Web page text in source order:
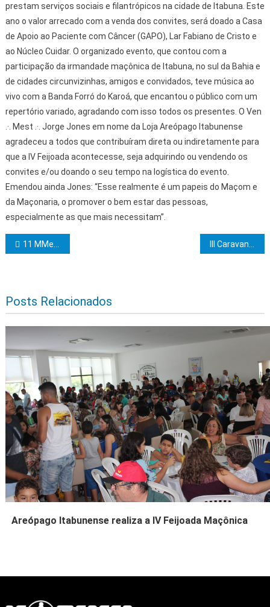
prestam serviços sociais e filantrópicos na cidade de Itabuna. Este
ano o valor arrecado com a venda dos convites, será doado a Casa
de Apoio ao Paciente com Câncer (GAPO), Lar Fabiano de Cristo e
ao Núcleo Cuidar. O organizado evento, que contou com a
participação da irmandade maçônica de Itabuna, no sul da Bahia e
de cidades circunvizinhas, amigos e convidados, teve música ao
vivo com a Banda Forró do Karoá, que encantou o público com um
repertório variado, agradando com isso todos os presentes. O Ven
.·. Mest .·. Jorge Jones em nome da Loja Areópago Itabunense
agradeceu a todos que contribuíram direta ou indiretamente para
que a IV Feijoada acontecesse, seja adquirindo ou vendendo os
convites e/ou doando o seu tempo na logística do evento.
Emendou ainda Jones: “Esse realmente é um papeis do Maçom e
da Maçonaria, o promover o bem estar das pessoas,
especialmente as que mais necessitam”.
Navegação de Post
11 MMest.·. MMaç.·. são Iniciados nos Graus 25, 26 e 27 no R.·.E.·.A.·.A.·. no Sul da Bahia
Posts Relacionados
Areópago Itabunense realiza a IV Feijoada Maçônica